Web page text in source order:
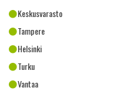
Keskusvarasto
Tampere
Helsinki
Turku
Vantaa